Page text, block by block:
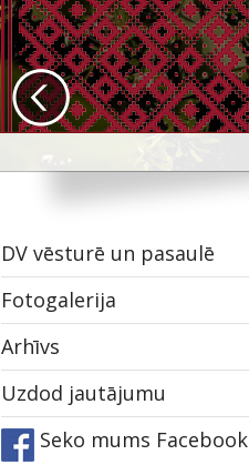
DV vēsturē un pasaulē
Fotogalerija
Arhīvs
Uzdod jautājumu
Seko mums Facebook